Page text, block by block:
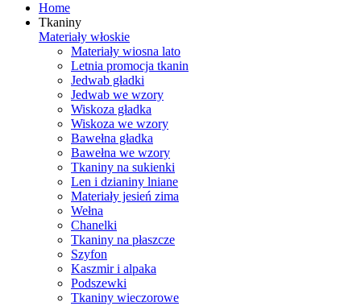
Home
Tkaniny
Materiały włoskie
Materiały wiosna lato
Letnia promocja tkanin
Jedwab gładki
Jedwab we wzory
Wiskoza gładka
Wiskoza we wzory
Bawełna gładka
Bawełna we wzory
Tkaniny na sukienki
Len i dzianiny lniane
Materiały jesień zima
Wełna
Chanelki
Tkaniny na płaszcze
Szyfon
Kaszmir i alpaka
Podszewki
Tkaniny wieczorowe